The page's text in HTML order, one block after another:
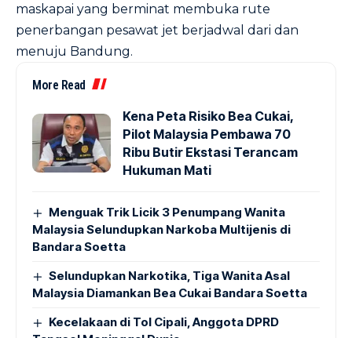
maskapai yang berminat membuka rute
penerbangan pesawat jet berjadwal dari dan
menuju Bandung.
More Read
Kena Peta Risiko Bea Cukai,
Pilot Malaysia Pembawa 70
Ribu Butir Ekstasi Terancam
Hukuman Mati
Menguak Trik Licik 3 Penumpang Wanita
Malaysia Selundupkan Narkoba Multijenis di
Bandara Soetta
Selundupkan Narkotika, Tiga Wanita Asal
Malaysia Diamankan Bea Cukai Bandara Soetta
Kecelakaan di Tol Cipali, Anggota DPRD